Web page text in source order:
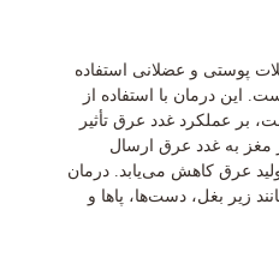
پوستی و عضلانی استفاده
این درمان با استفاده از
بر عملکرد غدد عرق تأثیر
مغز به غدد عرق ارسال
عرق کاهش می‌یابد. درمان
زیر بغل، دست‌ها، پاها و